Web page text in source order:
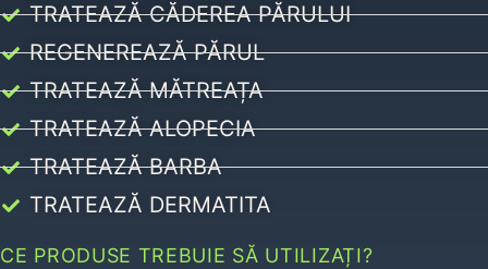
TRATEAZĂ CĂDEREA PĂRULUI
REGENEREAZĂ PĂRUL
TRATEAZĂ MĂTREAȚA
TRATEAZĂ ALOPECIA
TRATEAZĂ BARBA
TRATEAZĂ DERMATITA
CE PRODUSE TREBUIE SĂ UTILIZAȚI?